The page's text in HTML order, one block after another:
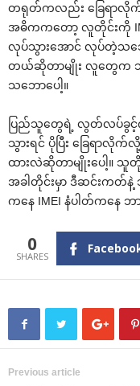
တရုတ်ကလည်း ခြေရာ
အဓိကကတော့ လူတိုင်းကို
လုပ်သွားအောင် လုပ်တဲ့သဘ
တယ်ဆိုတာမျိုး လူတွေက သွ
သဘောပေါ့။
ပြည်သူတွေရဲ့ လွတ်လပ်ခွင့်ကို
သွားရင် ပိုပြီး ခြေရာလို
ထားလဲဆိုတာမျိုးပေါ့။ သူ
အခါတိုင်းမှာ ဒီဆင်းကတ်နဲ့ သို့
ကနေ IMEI နံပါတ်ကနေ ဘ
0
Previous article